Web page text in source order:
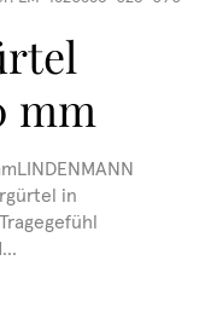
mm
in